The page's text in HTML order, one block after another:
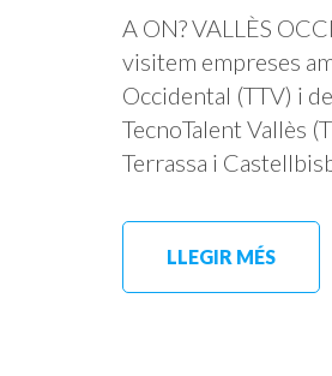
A ON? VALLÈS
visitem empreses
Occidental (TTV) i
TecnoTalent Vallès
Terrassa i
LLEGIR MÉS